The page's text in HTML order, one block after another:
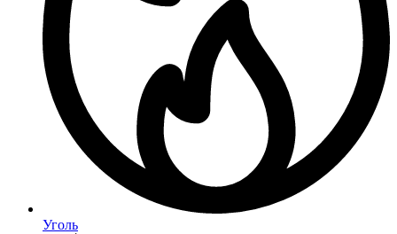
Уголь